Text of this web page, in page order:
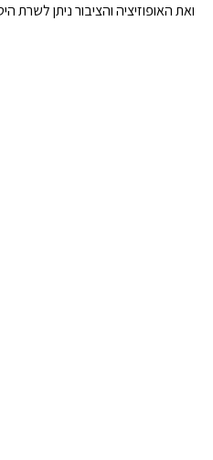
ואת האופוזיציה והציבור ניתן לשרת